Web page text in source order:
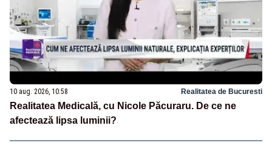
10 aug. 2026, 10:58 Realitatea de Bucuresti
Realitatea Medicală, cu Nicole Păcuraru. De ce ne
afectează lipsa luminii?